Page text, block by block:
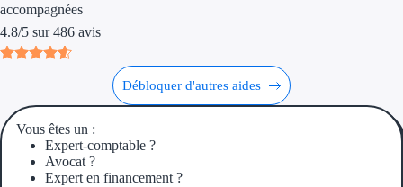
Aides Région
Aides Région
accompagnées
4.8/5 sur 486 avis
Débloquer d'autres aides
Vous êtes un :
Expert-comptable ?
Avocat ?
Expert en financement ?